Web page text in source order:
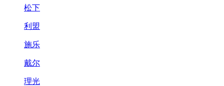
松下
利盟
施乐
戴尔
理光